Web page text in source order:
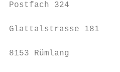
Postfach 324
Glattalstrasse
8153 Rümlang